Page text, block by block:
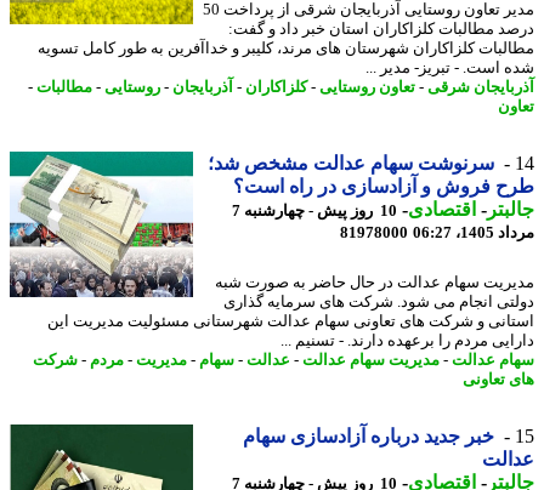
مدیر تعاون روستایی آذربایجان شرقی از پرداخت 50
مطالبات کلزاکاران استان خبر داد و گفت:
کلزاکاران شهرستان های مرند، کلیبر و خداآفرین به طور کامل تسویه
است. - تبریز- مدیر ...
شرقی-تعاون روستایی-کلزاکاران- آذربایجان-روستایی-مطالبات-
سرنوشت سهام عدالت مشخص شد؛
فروش و آزادسازی در راه است؟
-اقتصادی-
10 روز پیش - چهارشنبه 7
06:27
81978000
سهام عدالت در حال حاضر به صورت شبه
انجام می شود. شرکت های سرمایه گذاری
و شرکت های تعاونی سهام عدالت شهرستانی مسئولیت مدیریت این
مردم را برعهده دارند. - تسنیم ...
عدالت-مدیریت سهام عدالت-عدالت-سهام-مدیریت-مردم- شرکت
تعاونی
خبر جدید درباره آزادسازی سهام
-اقتصادی- 10 روز پیش - چهارشنبه 7